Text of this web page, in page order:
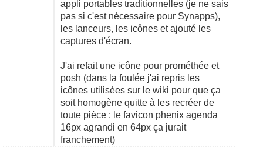
appli portables traditionnelles (je ne sais
pas si c'est nécessaire pour Synapps),
les lanceurs, les icônes et ajouté les
captures d'écran.
J'ai refait une icône pour prométhée et
posh (dans la foulée j'ai repris les
icônes utilisées sur le wiki pour que ça
soit homogène quitte à les recréer de
toute pièce : le favicon phenix agenda
16px agrandi en 64px ça jurait
franchement)